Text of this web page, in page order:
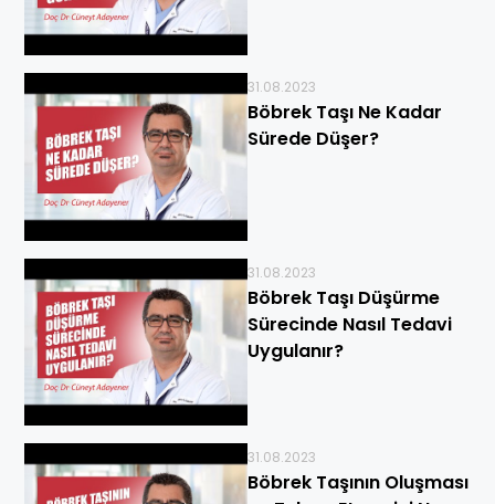
31.08.2023
Böbrek Taşı Ne Kadar
Sürede Düşer?
31.08.2023
Böbrek Taşı Düşürme
Sürecinde Nasıl Tedavi
Uygulanır?
31.08.2023
Böbrek Taşının Oluşması